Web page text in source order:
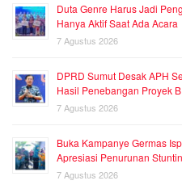
Duta Genre Harus Jadi
Hanya Aktif Saat Ada Acara
7 Agustus 2026
DPRD Sumut Desak APH
Hasil Penebangan Proyek
7 Agustus 2026
Buka Kampanye Germas
Apresiasi Penurunan
7 Agustus 2026